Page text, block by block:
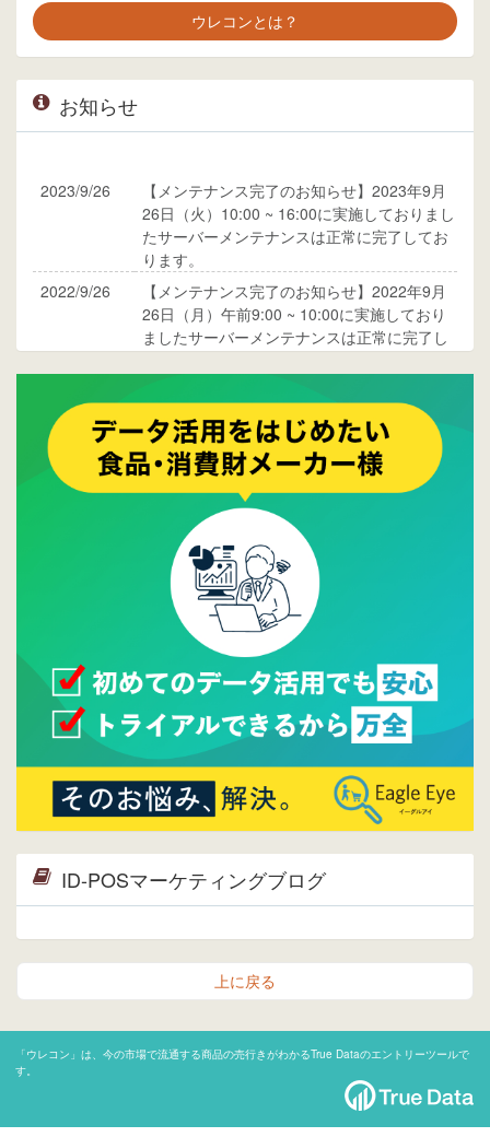
ウレコンとは？
お知らせ
2023/9/26
【メンテナンス完了のお知らせ】2023年9月
26日（火）10:00 ~ 16:00に実施しておりまし
たサーバーメンテナンスは正常に完了してお
ります。
2022/9/26
【メンテナンス完了のお知らせ】2022年9月
26日（月）午前9:00 ~ 10:00に実施しており
ましたサーバーメンテナンスは正常に完了し
ご覧ください。
2015/10/19
ウレコンのサイト機能を大幅バージョンアッ
プ。詳細はこちら。⇒告知ページへ
2015/09/28
ウレコンが機能拡充し、サイトリニューアル
しました。⇒
ウレコンFacebook
Facebookページを開設しました。詳細は
ら。
ウレコンサイトリリースしました。
ID-POSマーケティングブログ
上に戻る
「ウレコン」は、今の市場で流通する商品の売行きがわかるTrue Dataのエントリーツールで
す。